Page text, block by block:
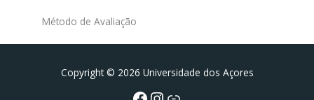
Método de Avaliação
Copyright © 2026 Universidade dos Açores
Facebook
Instagram da FCTPortal da UAc